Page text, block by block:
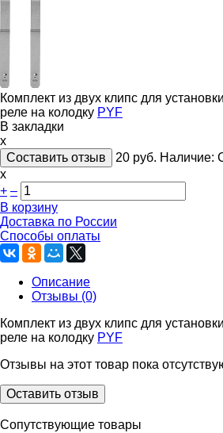
Комплект из двух клипс для
реле на колодку PYF
В закладки
x
Составить отзыв
20 руб. Наличие:
х
+ –
В корзину
Доставка по России
Способы оплаты
Описание
Отзывы (0)
Комплект из двух клипс для
реле на колодку PYF
Отзывы на этот товар пока
Оставить отзыв
Сопутствующие товары